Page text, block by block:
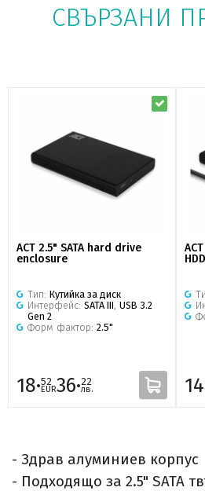
СВЪРЗАНИ
ACT 2.5" SATA hard drive
enclosure
Тип: Кутийка за диск
Интерфейс: SATA III, USB 3.2
Gen 2
Форм фактор: 2.5"
18·52
EUR36·22
лв.
- Здрав алуминиев корпус
- Подходящо за 2.5" SATA